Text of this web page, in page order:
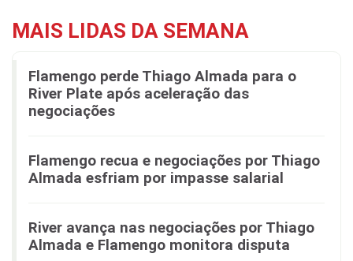
MAIS LIDAS DA SEMANA
Flamengo perde Thiago Almada para o
River Plate após aceleração das
negociações
Flamengo recua e negociações por Thiago
Almada esfriam por impasse salarial
River avança nas negociações por Thiago
Almada e Flamengo monitora disputa